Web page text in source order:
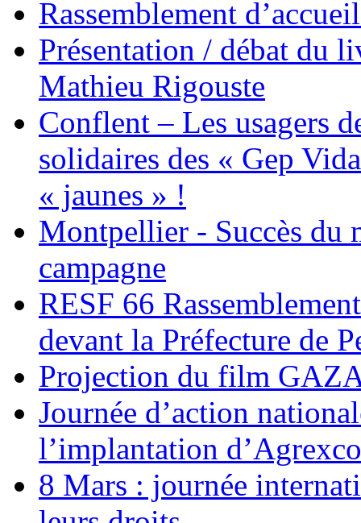
Rassemblement
Présentation / débat du
Mathieu Rigouste
Conflent – Les usagers
solidaires des « Gep
« jaunes » !
Montpellier - Succès du
campagne
RESF 66
devant la Préfecture de
Projection du film
Journée d’action
l’implantation d’Agrexco
8 Mars : journée